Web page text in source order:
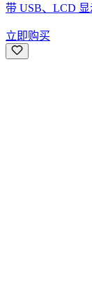
带 USB、LCD 显
立即购买